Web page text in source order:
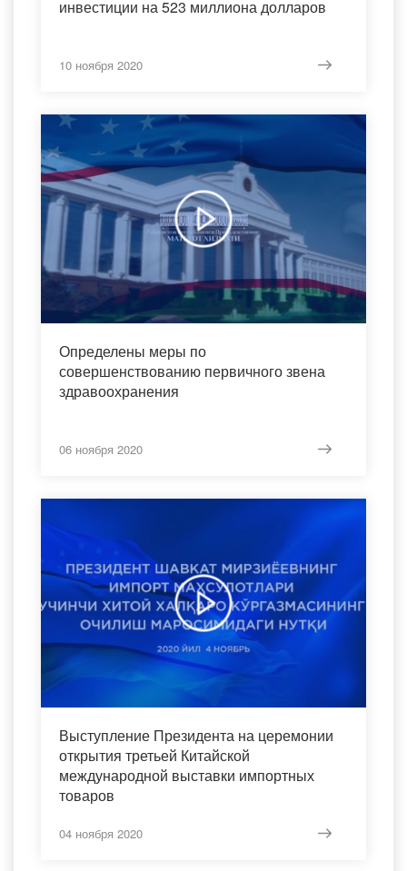
инвестиции на 523 миллиона долларов
10 ноября 2020
Определены меры по
совершенствованию первичного звена
здравоохранения
06 ноября 2020
Выступление Президента на церемонии
открытия третьей Китайской
международной выставки импортных
товаров
04 ноября 2020